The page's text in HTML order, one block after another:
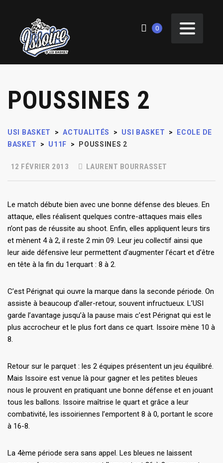
0
POUSSINES 2
USI BASKET > ACTUALITÉS > USI BASKET >
ECOLE DE
BASKET
> U11F > POUSSINES 2
12 FÉVRIER 2013 LAURENT BOURRASSET
Le match débute bien avec une bonne défense des bleues. En
attaque, elles réalisent quelques contre-attaques mais elles
n’ont pas de réussite au shoot. Enfin, elles appliquent leurs tirs
et mènent 4 à 2, il reste 2 min 09. Leur jeu collectif ainsi que
leur aide défensive leur permettent d’augmenter l’écart et d’être
en tête à la fin du 1erquart : 8 à 2.
C’est Pérignat qui ouvre la marque dans la seconde période. On
assiste à beaucoup d’aller-retour, souvent infructueux. L’USI
garde l’avantage jusqu’à la pause mais c’est Pérignat qui est le
plus accrocheur et le plus fort dans ce quart. Issoire mène 10 à
8.
Retour sur le parquet : les 2 équipes présentent un jeu équilibré.
Mais Issoire est venue là pour gagner et les petites bleues
nous le prouvent en pratiquant une bonne défense et en jouant
tous les ballons. Issoire maîtrise le quart et grâce a leur
combativité, les issoiriennes l’emportent 8 à 0, portant le score
à 16-8.
La 4ème période sera sans appel. Les bleues ne laissent